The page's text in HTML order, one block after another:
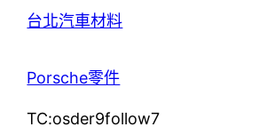
台北汽車材料
Porsche零件
TC:osder9follow7